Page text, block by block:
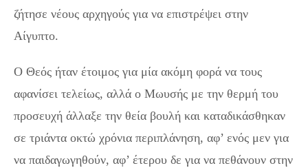
ζήτησε νέους αρχηγούς για να επιστρέψει στην
Αίγυπτο.
Ο Θεός ήταν έτοιμος για μία ακόμη φορά να τους
αφανίσει τελείως, αλλά ο Μωυσής με την θερμή του
προσευχή άλλαξε την θεία βουλή και καταδικάσθηκαν
σε τριάντα οκτώ χρόνια περιπλάνηση, αφ’ ενός μεν για
να παιδαγωγηθούν, αφ’ έτερου δε για να πεθάνουν στην